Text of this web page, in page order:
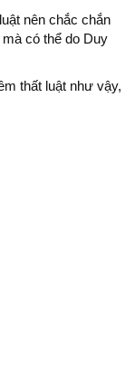
nên chắc chắn
có thể do Duy
thất luật như vậy,